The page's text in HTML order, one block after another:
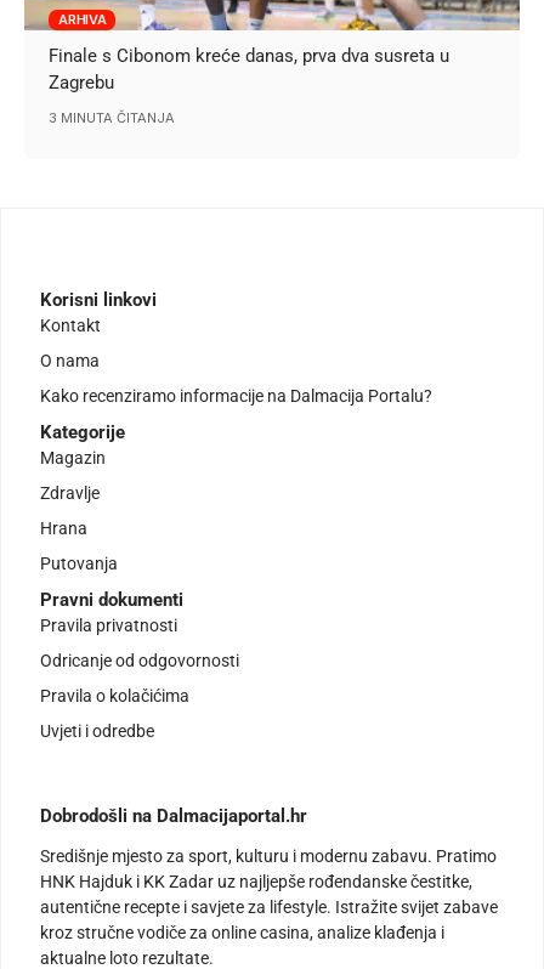
ARHIVA
Finale s Cibonom kreće danas, prva dva susreta u
Zagrebu
3 MINUTA ČITANJA
Korisni linkovi
Kontakt
O nama
Kako recenziramo informacije na Dalmacija Portalu?
Kategorije
Magazin
Zdravlje
Hrana
Putovanja
Pravni dokumenti
Pravila privatnosti
Odricanje od odgovornosti
Pravila o kolačićima
Uvjeti i odredbe
Dobrodošli na Dalmacijaportal.hr
Središnje mjesto za sport, kulturu i modernu zabavu. Pratimo
HNK Hajduk i KK Zadar uz najljepše rođendanske čestitke,
autentične recepte i savjete za lifestyle. Istražite svijet zabave
kroz stručne vodiče za online casina, analize klađenja i
aktualne loto rezultate.